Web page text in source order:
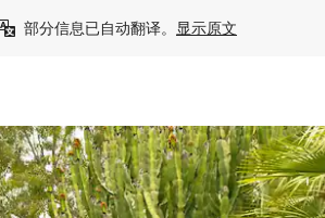
部分信息已自动翻译。 显示原文